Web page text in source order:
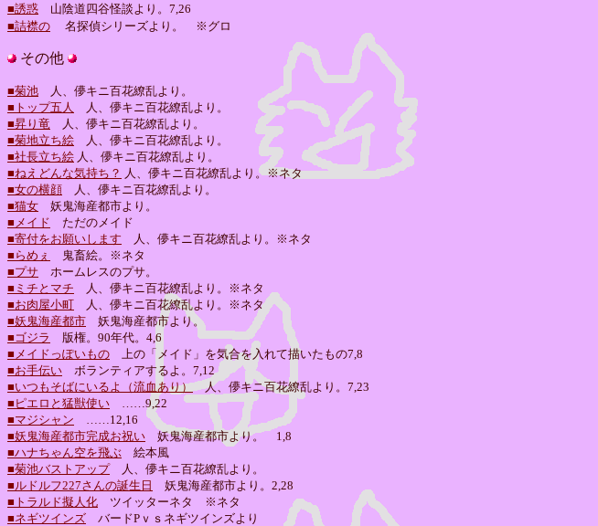
■誘惑 山陰道四谷怪談より。7,26
■詰襟の
名探偵シリーズより。 ※グロ
その他
■菊池 人、儚キニ百花繚乱より。
■トップ五人
人、儚キニ百花繚乱より。
■昇り竜 人、儚キニ百花繚乱より。
■菊地立ち絵 人、儚キニ百花繚乱より。
■社長立ち絵 人、儚キニ百花繚乱より。
■ねえどんな気持ち？ 人、儚キニ百花繚乱より。※ネタ
■女の横顔 人、儚キニ百花繚乱より。
■猫女 妖鬼海産都市より。
■メイド ただのメイド
■寄付をお願いします 人、儚キニ百花繚乱より。※ネタ
■らめぇ
鬼畜絵。※ネタ
■プサ ホームレスのプサ。
■ミチとマチ 人、儚キニ百花繚乱より。※ネタ
■お肉屋小町 人、儚キニ百花繚乱より。※ネタ
■妖鬼海産都市 妖鬼海産都市より。
■ゴジラ
版権。90年代。4,6
■メイドっぽいもの 上の「メイド」を気合を入れて描いたもの7,8
■お手伝い ボランティアするよ。7,12
■いつもそばにいるよ（流血あり）人、儚キニ百花繚乱より。7,23
■ピエロと猛獣使い ……9,22
■マジシャン ……12,16
■妖鬼海産都市完成お祝い 妖鬼海産都市より。 1,8
■ハナちゃん空を飛ぶ 絵本風
■菊池バストアップ人、儚キニ百花繚乱より。
■ルドルフ227さんの誕生日
妖鬼海産都市より。2,28
■トラルド擬人化 ツイッターネタ ※ネタ
■ネギツインズ バードPｖｓネギツインズより